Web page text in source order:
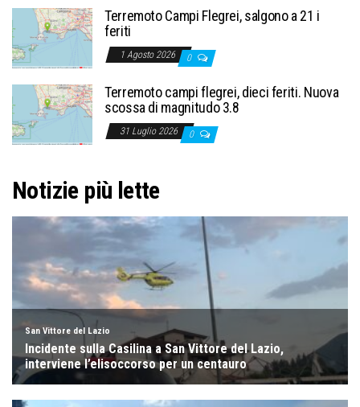
Terremoto Campi Flegrei, salgono a 21 i
feriti
1 Agosto 2026 0
Terremoto campi flegrei, dieci feriti. Nuova
scossa di magnitudo 3.8
31 Luglio 2026 0
Notizie più lette